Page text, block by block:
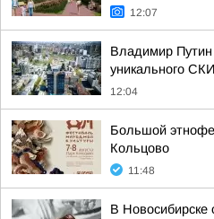
12:07
Владимир Путин
уникального
12:04
Большой
Кольцово
11:48
В Новосибирске